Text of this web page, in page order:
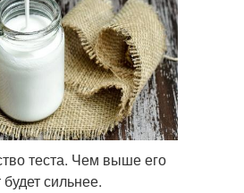
теста. Чем выше его
сильнее.